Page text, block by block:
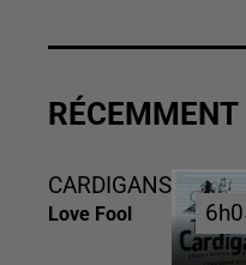
RÉCEMMENT
CARDIGANS
Love Fool